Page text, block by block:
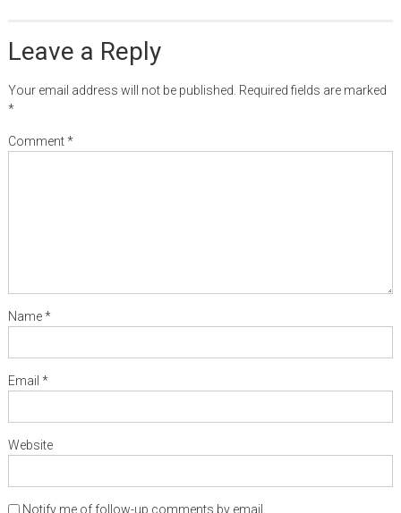
Leave a Reply
Your email address will not be published. Required fields are marked
*
Comment*
Name*
Email *
Website
Notify me of follow-up comments by email.